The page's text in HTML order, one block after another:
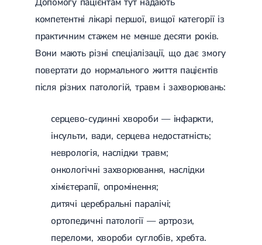
компетентні лікарі першої, вищої категорії із
практичним стажем не менше десяти років.
Вони мають різні спеціалізації, що дає змогу
повертати до нормального життя пацієнтів
після різних патологій, травм і захворювань:
серцево-судинні хвороби — інфаркти,
інсульти, вади, серцева недостатність;
неврологія, наслідки травм;
онкологічні захворювання, наслідки
хімієтерапії, опромінення;
дитячі церебральні паралічі;
ортопедичні патології — артрози,
переломи, хвороби суглобів, хребта.